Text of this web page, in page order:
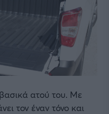
ατού του. Με
τον έναν τόνο και